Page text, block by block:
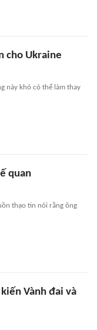
cho Ukraine
này khó có thể làm thay
quan
thạo tin nói rằng ông
Vành đai và